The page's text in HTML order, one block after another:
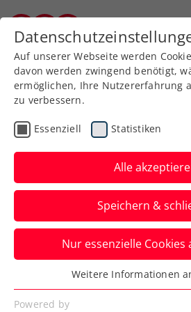
Zurück zur Newsübersicht
Turniere
Schwärzler
Hauptbewerbs-
für Generali
Kitzbühel 2024
Die große ÖTV-
damit in Tirol erstmals in
Hauptfeld auf.
Auf unserer Webseite werden
davon werden zwingend benötigt,
ermöglichen, Ihre Nutzererfahrung
zu verbessern.
Essenziell Statistiken
Alle
Speichern &
Nur essenzielle Cookies
Essenziell
Essenzielle Cookies werden für
Weitere Informationen
Powered by